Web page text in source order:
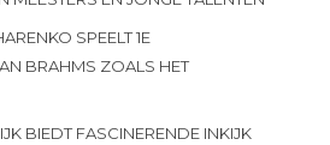
SPEELT 1E
BRAHMS ZOALS HET
BIEDT FASCINERENDE INKIJK